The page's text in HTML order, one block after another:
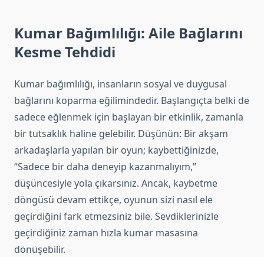
Kumar Bağımlılığı: Aile Bağlarını
Kesme Tehdidi
Kumar bağımlılığı, insanların sosyal ve duygusal
bağlarını koparma eğilimindedir. Başlangıçta belki de
sadece eğlenmek için başlayan bir etkinlik, zamanla
bir tutsaklık haline gelebilir. Düşünün: Bir akşam
arkadaşlarla yapılan bir oyun; kaybettiğinizde,
“Sadece bir daha deneyip kazanmalıyım,”
düşüncesiyle yola çıkarsınız. Ancak, kaybetme
döngüsü devam ettikçe, oyunun sizi nasıl ele
geçirdiğini fark etmezsiniz bile. Sevdiklerinizle
geçirdiğiniz zaman hızla kumar masasına
dönüşebilir.